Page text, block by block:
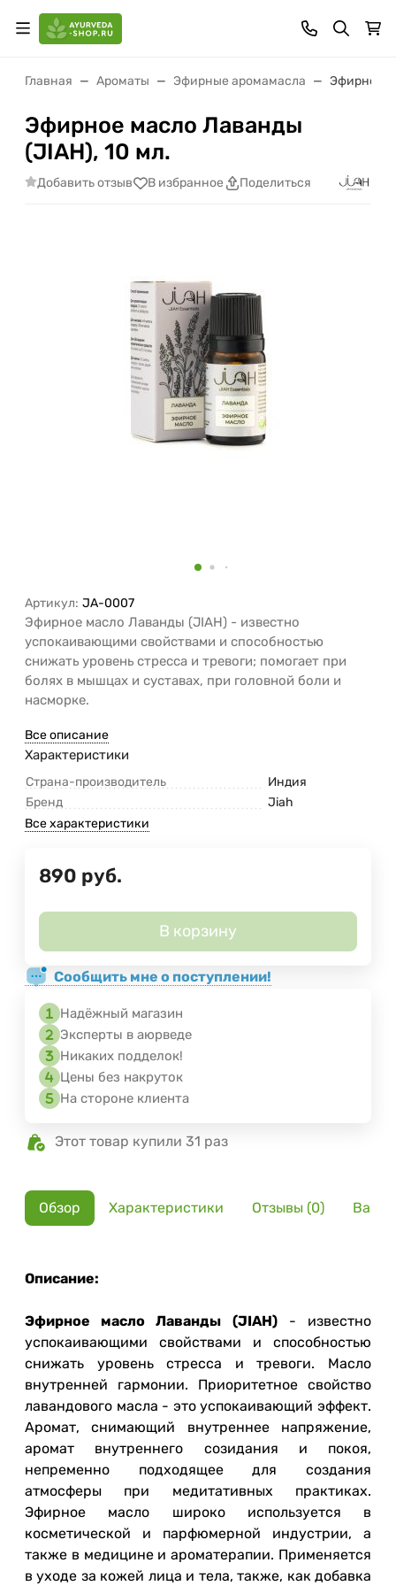
Главная Ароматы Эфирные аромамасла Эфирное
Эфирное масло Лаванды
(JIAH), 10 мл.
Добавить отзыв В избранное Поделиться
Артикул: JA-0007
Эфирное масло Лаванды (JIAH) - известно
успокаивающими свойствами и способностью
снижать уровень стресса и тревоги; помогает при
болях в мышцах и суставах, при головной боли и
насморке.
Все описание
Характеристики
Страна-производитель
Индия
Бренд
Jiah
Все характеристики
890 руб.
В корзину
Сообщить мне о поступлении!
Надёжный магазин
Эксперты в аюрведе
Никаких подделок!
Цены без накруток
На стороне клиента
Этот товар купили 31 раз
Обзор Характеристики Отзывы (0)
Описание:
Эфирное масло Лаванды (JIAH)- известно
успокаивающими свойствами и способностью
снижать уровень стресса и тревоги. Масло
внутренней гармонии. Приоритетное свойство
лавандового масла - это успокаивающий эффект.
Аромат, снимающий внутреннее напряжение,
аромат внутреннего созидания и покоя,
непременно подходящее для создания
атмосферы при медитативных практиках.
Эфирное масло широко используется в
косметической и парфюмерной индустрии, а
также в медицине и ароматерапии. Применяется
в уходе за кожей лица и тела, также, как добавка